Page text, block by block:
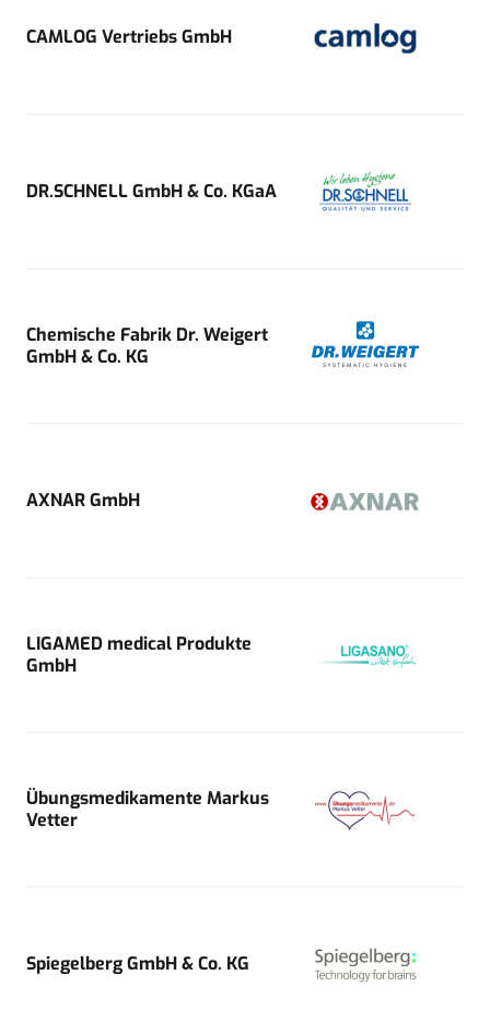
CAMLOG Vertriebs GmbH
DR.SCHNELL GmbH & Co. KGaA
Chemische Fabrik Dr. Weigert
GmbH & Co. KG
AXNAR GmbH
LIGAMED medical Produkte
GmbH
Übungsmedikamente Markus
Vetter
Spiegelberg GmbH & Co. KG